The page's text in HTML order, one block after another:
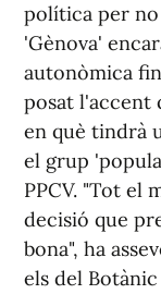
política per
'Gènova'
autonòmica
posat l'accent
en què tindrà
el grup
PPCV. "Tot el
decisió que
bona", ha
els del